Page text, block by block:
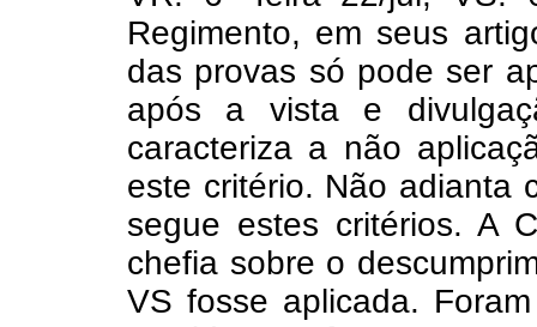
Regimento, em seus
das provas só pode ser
após a vista e
caracteriza a não
este critério. Não adianta
segue estes critérios. A
chefia sobre o
VS fosse aplicada.